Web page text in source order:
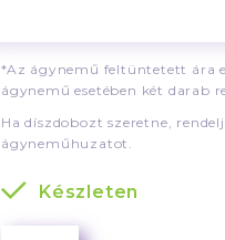
*Az ágynemű feltüntetett ára
ágynemű esetében két darab
Ha díszdobozt szeretne,
ágyneműhuzatot.
Készleten